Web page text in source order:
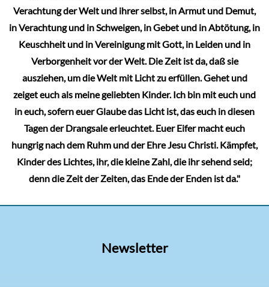
Verachtung der Welt und ihrer selbst, in Armut und Demut,
in Verachtung und in Schweigen, in Gebet und in Abtötung, in
Keuschheit und in Vereinigung mit Gott, in Leiden und in
Verborgenheit vor der Welt. Die Zeit ist da, daß sie
ausziehen, um die Welt mit Licht zu erfüllen. Gehet und
zeiget euch als meine geliebten Kinder. Ich bin mit euch und
in euch, sofern euer Glaube das Licht ist, das euch in diesen
Tagen der Drangsale erleuchtet. Euer Eifer macht euch
hungrig nach dem Ruhm und der Ehre Jesu Christi. Kämpfet,
Kinder des Lichtes, ihr, die kleine Zahl, die ihr sehend seid;
denn die Zeit der Zeiten, das Ende der Enden ist da."
Newsletter